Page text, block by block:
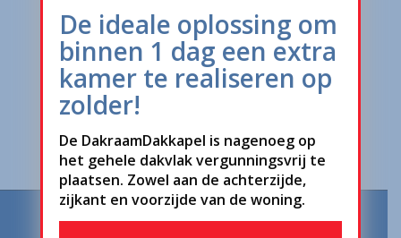
Offerte of advies aanvragen
De ideale oplossing om
binnen 1 dag een extra
kamer te realiseren op
zolder!
De DakraamDakkapel is nagenoeg op
het gehele dakvlak vergunningsvrij te
plaatsen. Zowel aan de achterzijde,
zijkant en voorzijde van de woning.